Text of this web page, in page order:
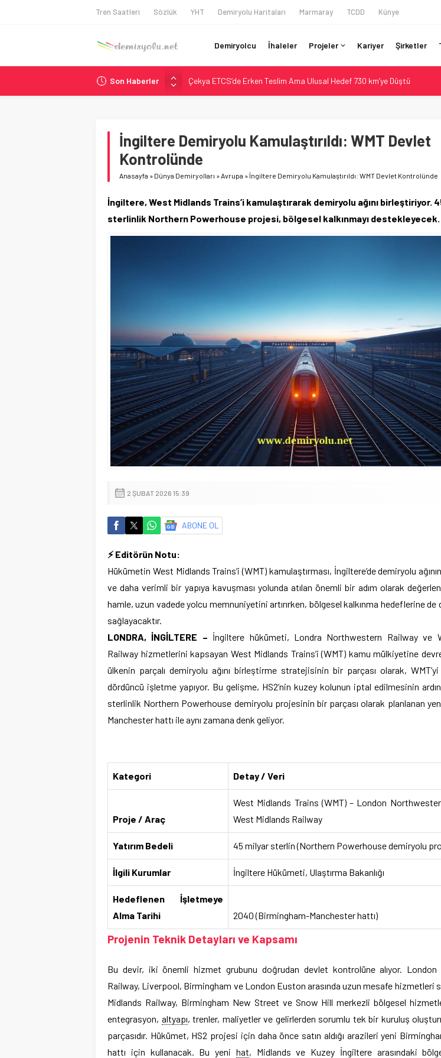
Tren Saatleri Sözlük YHT Demiryolu Haritaları Marmaray TCDD Künye
Demiryolcu İhaleler Projeler Kariyer Şirketler
Son Haberler
Çekya ETCS’de Erken Teslim Ama Ulusal Hedef 730 km’ye Düştü
České dráhy 101 Yaşındaki Buharlıyı Šumava Seferlerine Çıkarıyor
Northern Railway Doğruladı: 308 Bin Rupiye Özel Vagonda Puja
Madrid Atocha’da 56 Milyon Euro’luk Yenileme: Sol Tüneli %33 Kapasite
İngiltere Demiryolu Kamulaştırıldı: WMT Devlet
Kontrolünde
Anasayfa » Dünya Demiryolları »Avrupa » İngiltere Demiryolu Kamulaştırıldı: WMT Devlet Kontrolünde
İngiltere, West Midlands Trains’i kamulaştırarak demiryolu ağını birleştiriyor.
sterlinlik Northern Powerhouse projesi, bölgesel kalkınmayı destekleyecek.
2 ŞUBAT 2026 15:39
ABONE OL
⚡ Editörün Notu:
Hükümetin West Midlands Trains’i (WMT) kamulaştırması, İngiltere’de demiryolu
ve daha verimli bir yapıya kavuşması yolunda atılan önemli bir adım olarak
hamle, uzun vadede yolcu memnuniyetini artırırken, bölgesel kalkınma hedeflerine de
sağlayacaktır.
LONDRA, İNGİLTERE – İngiltere hükümeti, Londra Northwestern Railway ve
Railway hizmetlerini kapsayan West Midlands Trains’i (WMT) kamu mülkiyetine
ülkenin parçalı demiryolu ağını birleştirme stratejisinin bir parçası olarak, WMT’yi
dördüncü işletme yapıyor. Bu gelişme, HS2’nin kuzey kolunun iptal edilmesinin
sterlinlik Northern Powerhouse demiryolu projesinin bir parçası olarak planlanan
Manchester hattı ile aynı zamana denk geliyor.
Kategori Detay / Veri
Proje / Araç
West Midlands Trains (WMT) – London
West Midlands Railway
Yatırım Bedeli 45 milyar sterlin (Northern Powerhouse demiryolu
İlgili Kurumlar İngiltere Hükümeti, Ulaştırma Bakanlığı
Hedeflenen İşletmeye
Alma Tarihi
2040 (Birmingham-Manchester hattı)
Projenin Teknik Detayları ve Kapsamı
Bu devir, iki önemli hizmet grubunu doğrudan devlet kontrolüne alıyor. London
Railway, Liverpool, Birmingham ve London Euston arasında uzun mesafe hizmetleri
Midlands Railway, Birmingham New Street ve Snow Hill merkezli bölgesel
entegrasyon, altyapı, trenler, maliyetler ve gelirlerden sorumlu tek bir kuruluş
parçasıdır. Hükümet, HS2 projesi için daha önce satın aldığı arazileri yeni
hattı için kullanacak. Bu yeni hat, Midlands ve Kuzey İngiltere arasındaki